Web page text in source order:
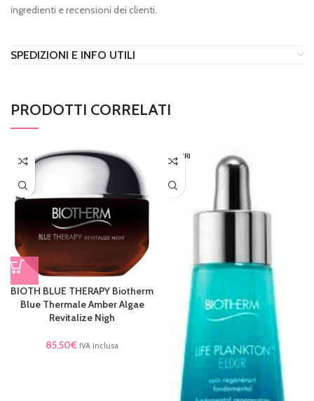
ingredienti e recensioni dei clienti.
SPEDIZIONI E INFO UTILI
PRODOTTI CORRELATI
BIOTH BLUE THERAPY Biotherm
Blue Thermale Amber Algae
Revitalize Nigh
85,50€ IVA inclusa
ESAURI
TO